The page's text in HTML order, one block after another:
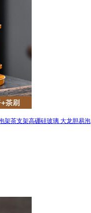
架茶支架高硼硅玻璃 大龙胆易泡